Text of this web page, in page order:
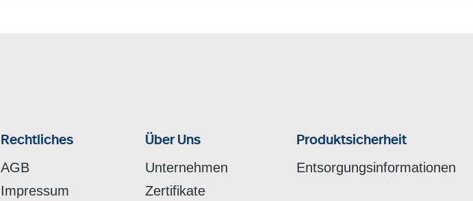
Rechtliches
AGB
Impressum
Über Uns
Unternehmen
Zertifikate
Produktsicherheit
Entsorgungsinformationen